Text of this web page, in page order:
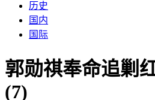
历史
国内
国际
郭勋祺奉命追剿
(7)